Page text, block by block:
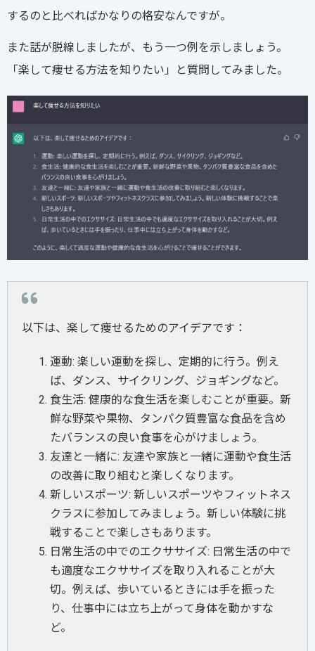
するのと比べればかなりの格安なんですが。
また話が脱線しましたが、もう一つ例を示しましょう。
「楽して痩せる方法を知りたい」と質問してみました。
以下は、楽して痩せるためのアイデアです：
運動: 楽しい運動を探し、定期的に行う。例え
ば、ダンス、サイクリング、ジョギングなど。
食生活: 健康的な食生活を楽しむことが重要。新
鮮な野菜や果物、タンパク質豊富な食品を含め
たバランスの良い食事を心がけましょう。
友達と一緒に: 友達や家族と一緒に運動や食生活
の改善に取り組むと楽しくなります。
新しいスポーツ: 新しいスポーツやフィットネス
クラスに参加してみましょう。新しい体験に挑
戦することで楽しさもあります。
日常生活の中でのエクササイズ: 日常生活の中で
も適度なエクササイズを取り入れることが大
切。例えば、歩いているときには手を振った
り、仕事中には立ち上がって身体を動かすな
ど。